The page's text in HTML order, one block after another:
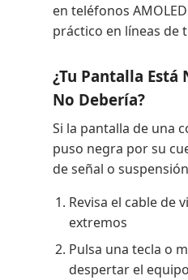
en teléfonos
práctico en líneas de
¿Tu Pantalla Está
No Debería?
Si la pantalla de una
puso negra por su
de señal o
Revisa el cable de
extremos
Pulsa una tecla o
despertar el equipo